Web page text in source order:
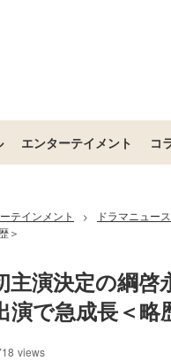
エンターテイメント コ
テインメント > ドラマニュース
＞
主演決定の綱
演で急成長＜略
views